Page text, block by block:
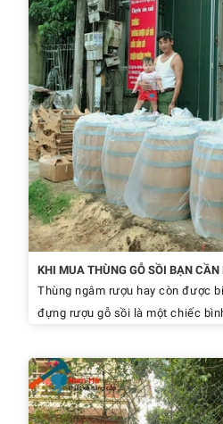
KHI MUA THÙNG GỖ SỒI BẠN
Thùng ngâm rượu hay còn được
đựng rượu gỗ sồi là một chiếc